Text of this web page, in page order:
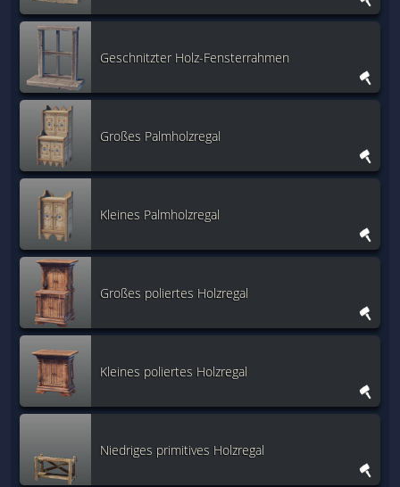
Geschnitzter Holz-Fensterrahmen
Großes Palmholzregal
Kleines Palmholzregal
Großes poliertes Holzregal
Kleines poliertes Holzregal
Niedriges primitives Holzregal